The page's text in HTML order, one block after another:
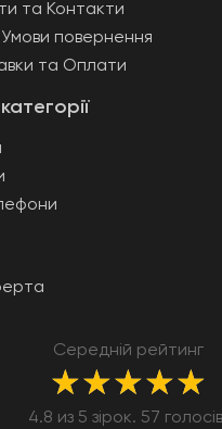
Середній рейтинг
★★★★★
4.8 из 5 зірок. 57
та Контакти
Умови повернення
та Оплати